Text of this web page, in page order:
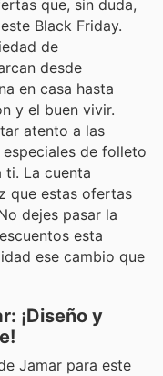
que, sin duda,
Black Friday.
de
desde
en casa hasta
y el buen vivir.
atento a las
de folleto
ti. La cuenta
que estas ofertas
dejes pasar la
esta
ese cambio que
¡Diseño y
Jamar para este